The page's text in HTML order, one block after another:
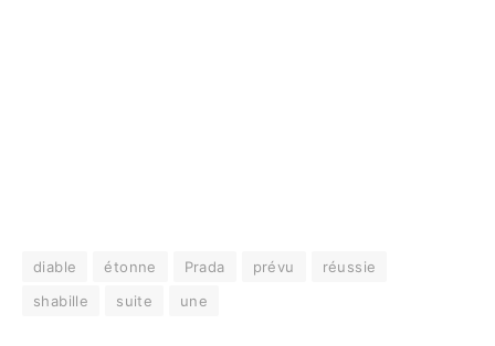
diable étonne Prada prévu
réussie
shabille
suite une